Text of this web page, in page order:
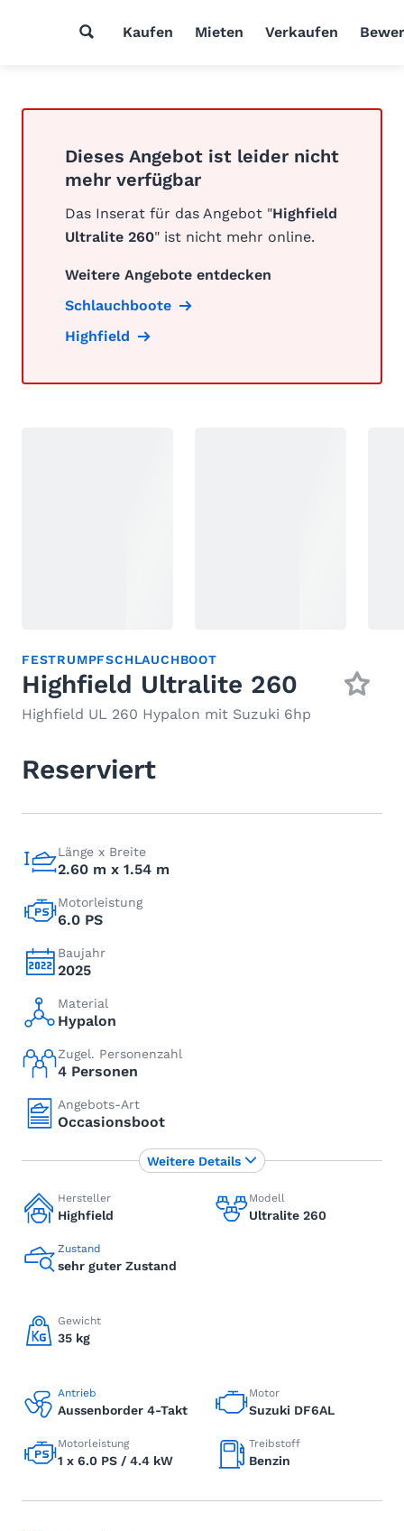
Kaufen Mieten Verkaufen
Dieses Angebot ist leider nicht
mehr verfügbar
Das Inserat für das Angebot "Highfield
Ultralite 260" ist nicht mehr online.
Weitere Angebote entdecken
Schlauchboote
Highfield
FESTRUMPFSCHLAUCHBOOT
Highfield Ultralite 260
Highfield UL 260 Hypalon mit Suzuki 6hp
Reserviert
Länge x Breite
2.60 m x 1.54 m
Motorleistung
6.0 PS
Baujahr
2025
Material
Hypalon
Zugel. Personenzahl
4 Personen
Angebots-Art
Occasionsboot
Hersteller
Highfield
Modell
Ultralite 260
Zustand
sehr guter Zustand
Gewicht
35 kg
Antrieb
Aussenborder 4-Takt
Motor
Suzuki DF6AL
Motorleistung
1 x 6.0 PS / 4.4 kW
Treibstoff
Benzin
Weitere Details